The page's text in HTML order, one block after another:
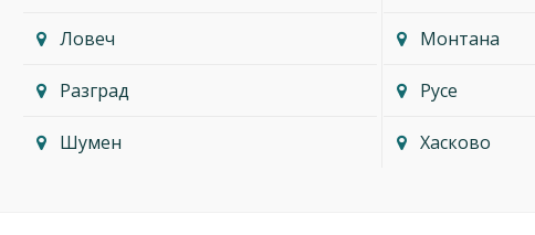
Ловеч Монтана
Разград Русе
Шумен Хасково